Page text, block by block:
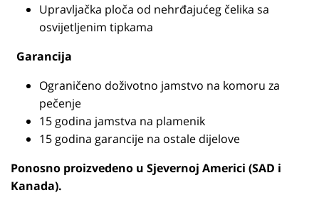
Upravljačka ploča od nehrđajućeg čelika sa
osvijetljenim tipkama
Garancija
Ograničeno doživotno jamstvo na komoru za
pečenje
15 godina jamstva na plamenik
15 godina garancije na ostale dijelove
Ponosno proizvedeno u Sjevernoj Americi (SAD i
Kanada).